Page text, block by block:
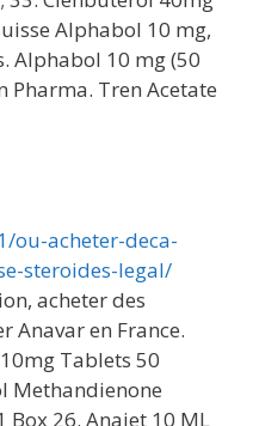
Alphabol 10 mg,
Alphabol 10 mg (50
Pharma. Tren Acetate
ou-acheter-deca-
steroides-legal/
acheter des
Anavar en France.
Tablets 50
Methandienone
Box 26. Anajet 10 ML